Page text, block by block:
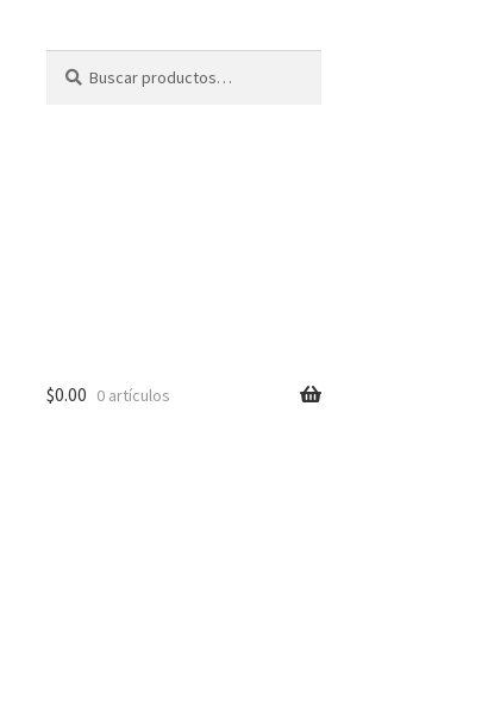
por:
$0.00 0 artículos